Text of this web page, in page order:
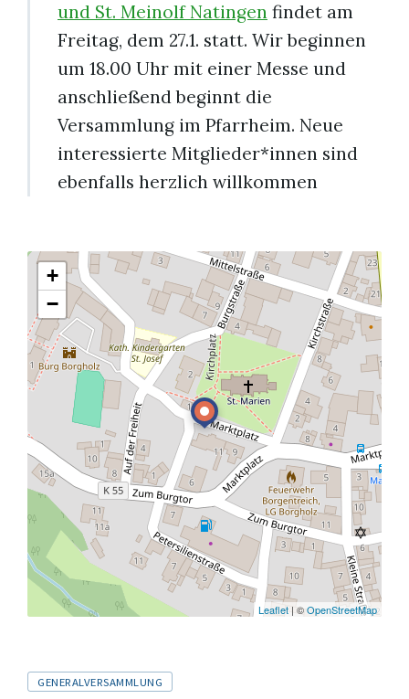
und St. Meinolf Natingen findet am
Freitag, dem 27.1. statt. Wir beginnen
um 18.00 Uhr mit einer Messe und
anschließend beginnt die
Versammlung im Pfarrheim. Neue
interessierte Mitglieder*innen sind
ebenfalls herzlich willkommen
+
−
Leaflet | ©OpenStreetMap
Tags
GENERALVERSAMMLUNG